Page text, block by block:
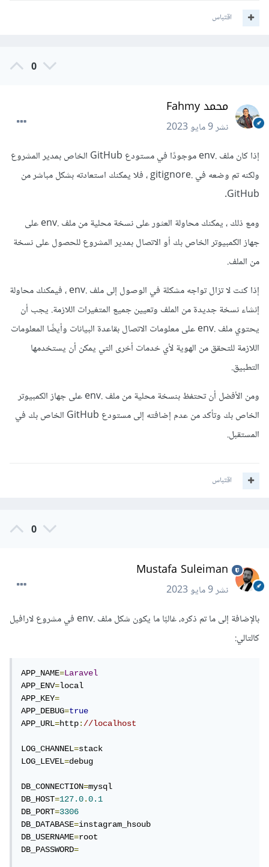
اقتباس
0
محمد Fahmy
نشر9 مايو 2023
إذا كان ملف .env موجودًا في مستودع GitHub الخاص بمدير المشروع
ولكنه تم وضعه في .gitignore ، فلا يمكنك استعادته بشكل مباشر من
GitHub.
ومع ذلك ، يمكنك محاولة العثور على نسخة محلية من ملف .env على
جهاز الكمبيوتر الخاص بك أو الاتصال بمدير المشروع للحصول على نسخة
من الملف.
إذا كنت لا تزال تواجه مشكلة في الوصول إلى ملف .env ، فيمكنك محاولة
إنشاء نسخة جديدة من الملف وتعيين جميع المتغيرات اللازمة. يجب أن
يحتوي ملف .env على معلومات الاتصال بقاعدة البيانات وأيضًا المعلومات
اللازمة للتحقق من الهوية لأي خدمات أخرى التي يمكن أن يستخدمها
التطبيق.
ومن الأفضل أن تحتفظ بنسخة محلية من ملف .env على جهاز الكمبيوتر
الخاص بك وتأكد من عدم إضافته إلى مستودع GitHub الخاص بك في
المستقبل.
اقتباس
0
Mustafa Suleiman
نشر9 مايو 2023
بالإضافة إلى ما تم ذكره، غالبًا ما يكون شكل ملف .env في مشروع لارافيل
كالتالي:
APP_NAME=Laravel
APP_ENV=local
APP_KEY=
APP_DEBUG=true
APP_URL=http://localhost
LOG_CHANNEL=stack
LOG_LEVEL=debug
DB_CONNECTION=mysql
DB_HOST=127.0.0.1
DB_PORT=3306
DB_DATABASE=instagram_hsoub
DB_USERNAME=root
DB_PASSWORD=